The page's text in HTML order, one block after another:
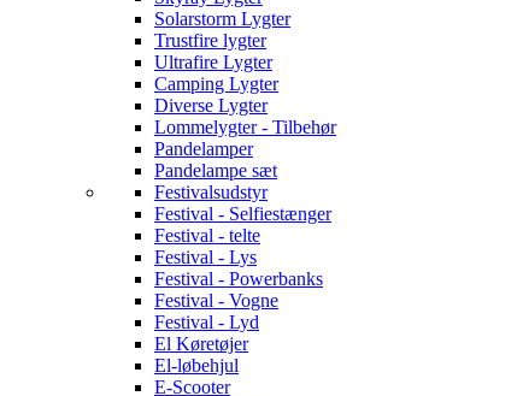
Solarstorm Lygter
Trustfire lygter
Ultrafire Lygter
Camping Lygter
Diverse Lygter
Lommelygter - Tilbehør
Pandelamper
Pandelampe sæt
Festivalsudstyr
Festival - Selfiestænger
Festival - telte
Festival - Lys
Festival - Powerbanks
Festival - Vogne
Festival - Lyd
El Køretøjer
El-løbehjul
E-Scooter